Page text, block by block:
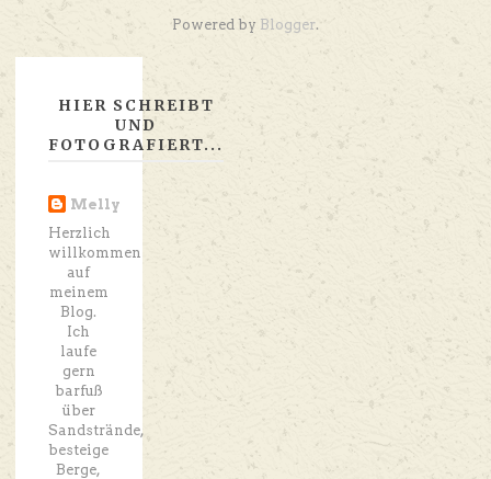
Powered by Blogger.
HIER SCHREIBT
UND
FOTOGRAFIERT...
Melly
Herzlich
willkommen
auf
meinem
Blog.
Ich
laufe
gern
barfuß
über
Sandstrände,
besteige
Berge,